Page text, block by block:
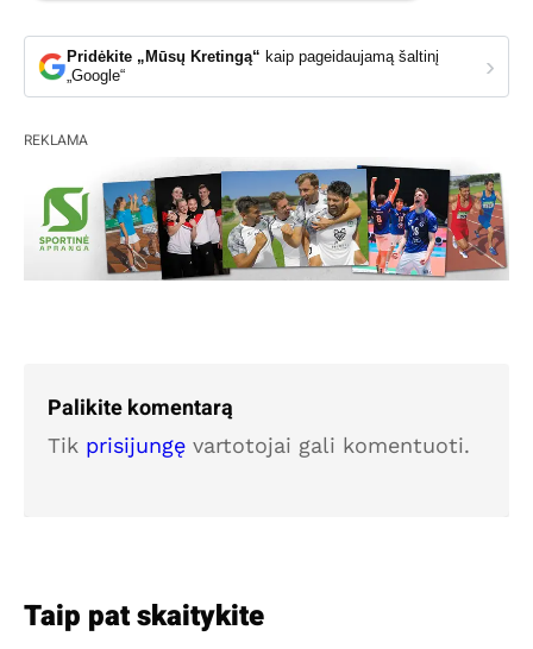
Pridėkite „Mūsų Kretingą“ kaip pageidaujamą šaltinį
„Google“
›
REKLAMA
Palikite komentarą
Tik prisijungę vartotojai gali komentuoti.
Taip pat skaitykite